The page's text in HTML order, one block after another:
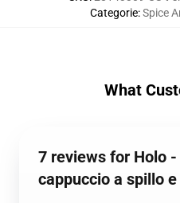
Categorie:Spice
What
7 reviews for Holo -
cappuccio a spillo